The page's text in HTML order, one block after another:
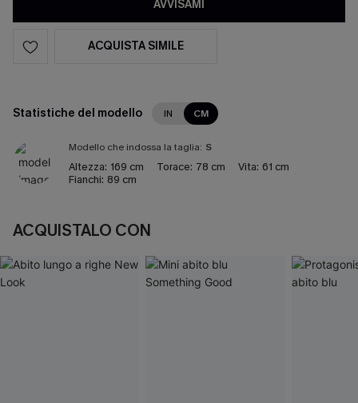
AVVISAMI
ACQUISTA SIMILE
Statistiche del modello IN CM
Modello che indossa la taglia: S
Altezza: 169 cm Torace: 78 cm Vita: 61 cm
Fianchi: 89 cm
ACQUISTALO CON